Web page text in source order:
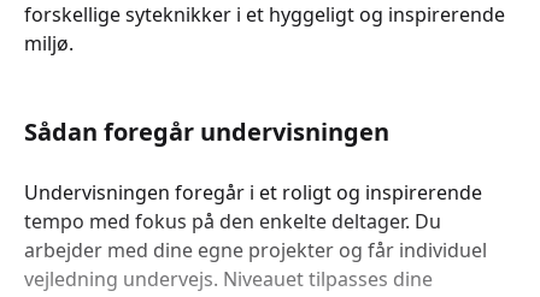
forskellige syteknikker i et hyggeligt og inspirerende
miljø.
Sådan foregår undervisningen
Undervisningen foregår i et roligt og inspirerende
tempo med fokus på den enkelte deltager. Du
arbejder med dine egne projekter og får individuel
vejledning undervejs. Niveauet tilpasses dine